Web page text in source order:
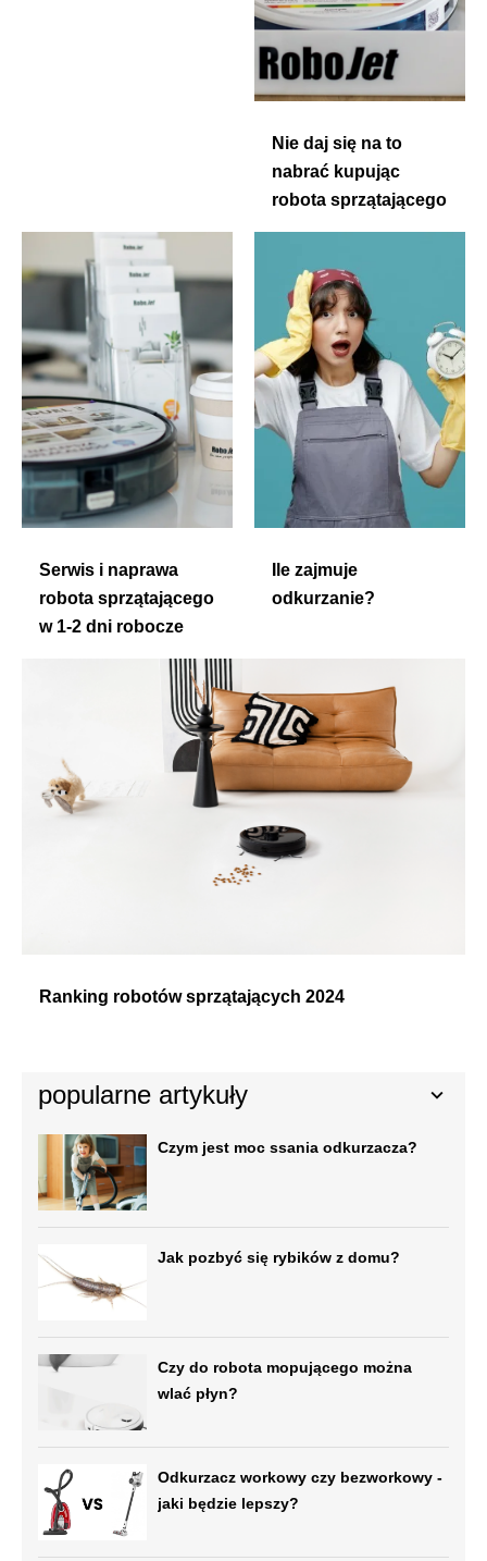
popularne artykuły
Czym jest moc ssania odkurzacza?
Jak pozbyć się rybików z domu?
Czy do robota mopującego można
wlać płyn?
Odkurzacz workowy czy bezworkowy -
jaki będzie lepszy?
Nie daj się na to
nabrać kupując
robota sprzątającego
Serwis i naprawa
robota sprzątającego
w 1-2 dni robocze
Ile zajmuje
odkurzanie?
Ranking robotów sprzątających 2024